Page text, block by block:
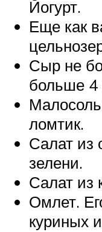
Йогурт.
Еще как
Сыр не
больше 4
ломтик.
Салат из
зелени.
Салат из
Омлет.
куриных